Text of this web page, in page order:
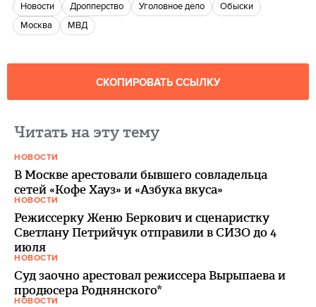
новости дропперство уголовное дело
обыски
Москва
МВД
СКОПИРОВАТЬ ССЫЛКУ
Читать на эту тему
НОВОСТИ
В Москве арестовали бывшего совладельца
сетей «Кофе Хауз» и «Азбука вкуса»
НОВОСТИ
Режиссерку Женю Беркович и сценаристку
Светлану Петрийчук отправили в СИЗО до 4
июля
НОВОСТИ
Суд заочно арестовал режиссера Вырыпаева и
продюсера Роднянского*
НОВОСТИ